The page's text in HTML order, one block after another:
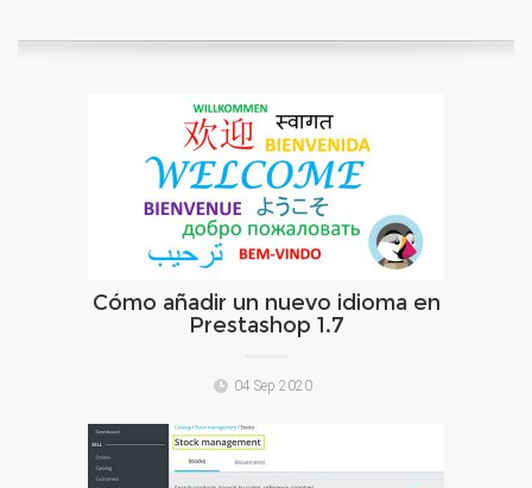
Cómo añadir un nuevo idioma en
Prestashop 1.7
04 Sep 2020